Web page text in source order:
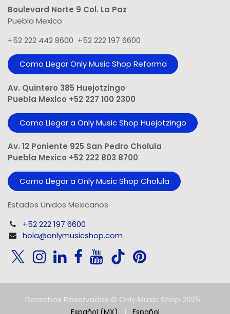
Boulevard Norte 9 Col. La Paz
Puebla Mexico
+52 222 442 8600 +52 222 197 6600
Como Llegar Only Music Shop​ Reforma
Av. Quintero 385 Huejotzingo
Puebla Mexico +52 227 100 2300
Como Llegar a Only Music Shop Huejotzingo
Av. 12 Poniente 925 San Pedro Cholula
Puebla Mexico +52 222 803 8700
Como Llegar a Only Music Shop Cholula
Estados Unidos Mexicanos
+52 222 197 6600
hola@onlymusicshop.com
Derechos Reservados © Only Music Shop 2025